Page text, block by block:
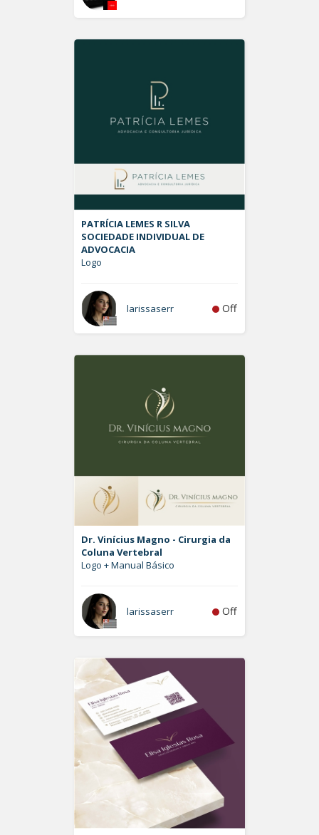
PATRÍCIA LEMES R SILVA
SOCIEDADE INDIVIDUAL DE
ADVOCACIA
Logo
larissaserr Off
Dr. Vinícius Magno - Cirurgia da
Coluna Vertebral
Logo + Manual Básico
larissaserr Off